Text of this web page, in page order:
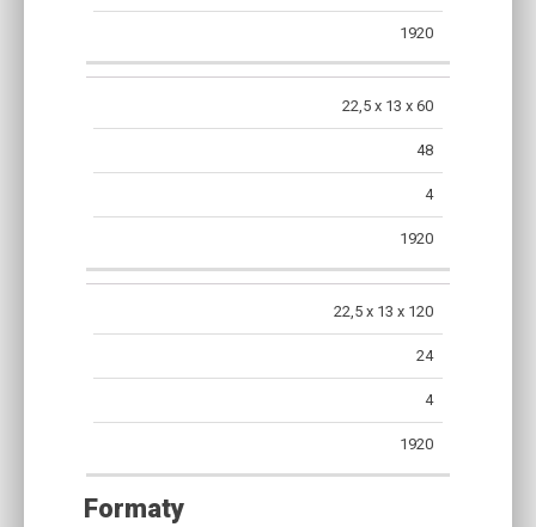
1920
22,5 x 13 x 60
48
4
1920
22,5 x 13 x 120
24
4
1920
Formaty